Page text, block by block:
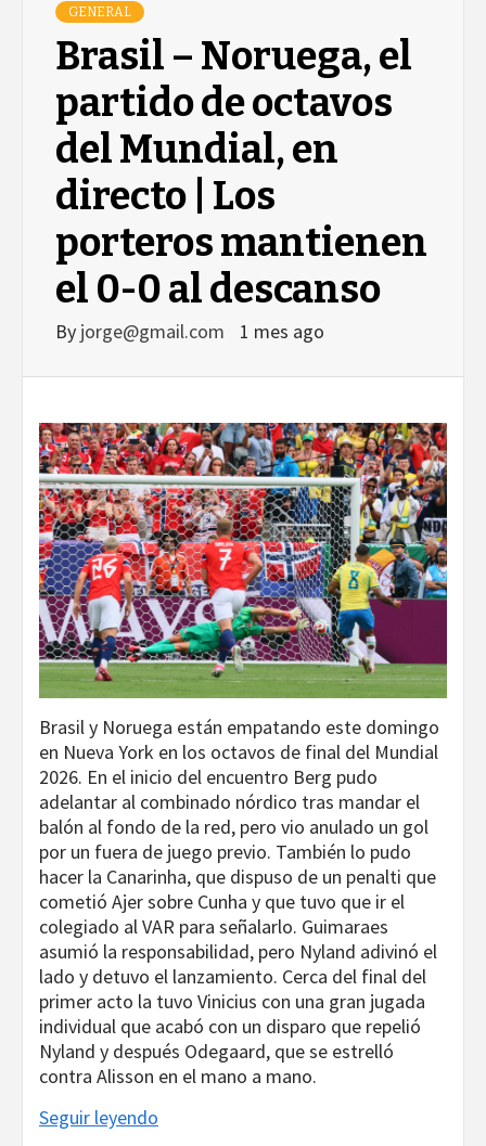
GENERAL
Brasil – Noruega, el
partido de octavos
del Mundial, en
directo | Los
porteros mantienen
el 0-0 al descanso
By jorge@gmail.com 1 mes ago
Brasil y Noruega están empatando este domingo
en Nueva York en los octavos de final del Mundial
2026. En el inicio del encuentro Berg pudo
adelantar al combinado nórdico tras mandar el
balón al fondo de la red, pero vio anulado un gol
por un fuera de juego previo. También lo pudo
hacer la Canarinha, que dispuso de un penalti que
cometió Ajer sobre Cunha y que tuvo que ir el
colegiado al VAR para señalarlo. Guimaraes
asumió la responsabilidad, pero Nyland adivinó el
lado y detuvo el lanzamiento. Cerca del final del
primer acto la tuvo Vinicius con una gran jugada
individual que acabó con un disparo que repelió
Nyland y después Odegaard, que se estrelló
contra Alisson en el mano a mano.
Seguir leyendo